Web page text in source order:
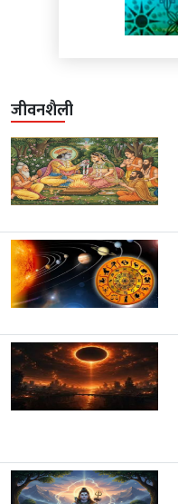
जीवनशैली